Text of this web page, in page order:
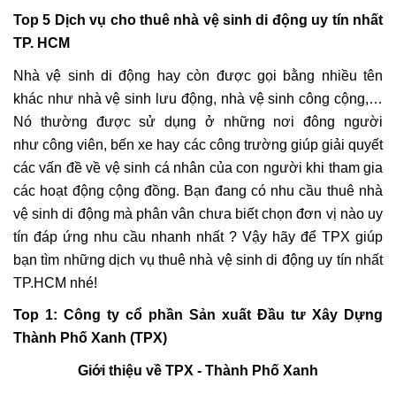
Top 5 Dịch vụ cho thuê nhà vệ sinh di động uy tín nhất
TP. HCM
Nhà vệ sinh di động hay còn được gọi bằng nhiều tên
khác như nhà vệ sinh lưu động, nhà vệ sinh công cộng,…
Nó thường được sử dụng ở những nơi đông người
như công viên, bến xe hay các công trường giúp giải quyết
các vấn đề về vệ sinh cá nhân của con người khi tham gia
các hoạt động cộng đồng. Bạn đang có nhu cầu thuê nhà
vệ sinh di động mà phân vân chưa biết chọn đơn vị nào uy
tín đáp ứng nhu cầu nhanh nhất ? Vậy hãy để TPX giúp
bạn tìm những dịch vụ thuê nhà vệ sinh di động uy tín nhất
TP.HCM nhé!
Top 1: Công ty cổ phần Sản xuất Đầu tư Xây Dựng
Thành Phố Xanh (TPX)
Giới thiệu về TPX - Thành Phố Xanh